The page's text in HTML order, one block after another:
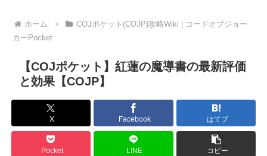
ホーム
COJポケット(COJP)攻略Wiki | コードオブジョー
カーPocket
【COJポケット】紅蓮の魔導書の最新評価
と効果【COJP】
X Facebook はてブ
Pocket LINE コピー